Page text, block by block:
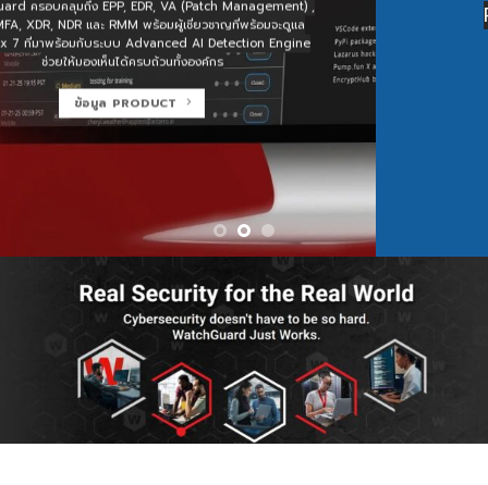
Productivity are all ready and
simple to utilize.
ข้อมูล PRODUCT